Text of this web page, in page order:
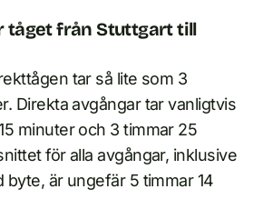
tåget från Stuttgart till
tar så lite som 3
Direkta avgångar tar vanligtvis
minuter och 3 timmar 25
för alla avgångar, inklusive
är ungefär 5 timmar 14